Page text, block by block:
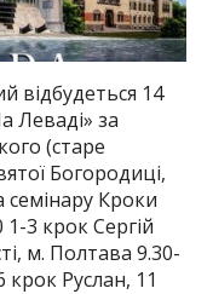
відбудеться 14
Леваді» за
(старе
Богородиці,
семінару Кроки
1-3 крок Сергій
м. Полтава 9.30-
Руслан, 11